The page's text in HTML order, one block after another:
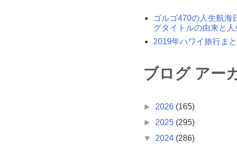
ゴルゴ470の人生航海
グタイトルの由来と
2019年ハワイ旅行ま
ブログ アー
► 2026 (165)
► 2025 (295)
▼ 2024 (286)